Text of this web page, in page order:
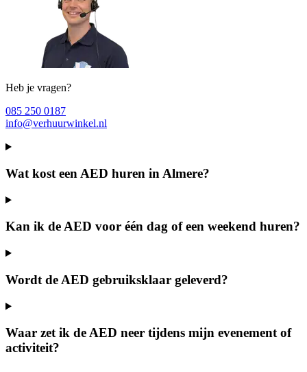
Heb je vragen?
085 250 0187
info@verhuurwinkel.nl
Wat kost een AED huren in Almere?
Kan ik de AED voor één dag of een weekend huren?
Wordt de AED gebruiksklaar geleverd?
Waar zet ik de AED neer tijdens mijn evenement of
activiteit?